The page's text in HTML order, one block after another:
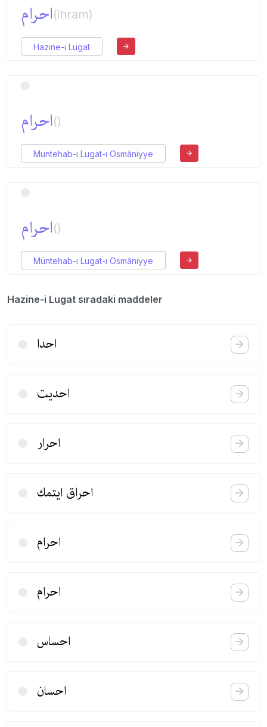
احرام(ihram)
Hazine-i Lugat
احرام()
Müntehab-ı Lugat-ı Osmâniyye
احرام()
Müntehab-ı Lugat-ı Osmâniyye
Hazine-i Lugat sıradaki maddeler
احدا
احدیت
احرار
احراق ایتمك
احرام
احرام
احساس
احسان